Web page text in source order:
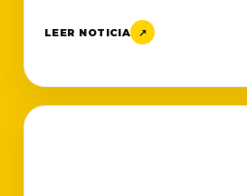
LEER NOTICIA ↗